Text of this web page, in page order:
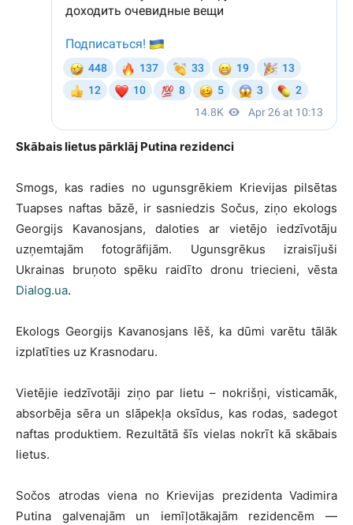
Skābais lietus pārklāj Putina rezidenci
Smogs, kas radies no ugunsgrēkiem Krievijas pilsētas
Tuapses naftas bāzē, ir sasniedzis Sočus, ziņo ekologs
Georgijs Kavanosjans, daloties ar vietējo iedzīvotāju
uzņemtajām fotogrāfijām. Ugunsgrēkus izraisījuši
Ukrainas bruņoto spēku raidīto dronu triecieni, vēsta
Dialog.ua.
Ekologs Georgijs Kavanosjans lēš, ka dūmi varētu tālāk
izplatīties uz Krasnodaru.
Vietējie iedzīvotāji ziņo par lietu – nokrišņi, visticamāk,
absorbēja sēra un slāpekļa oksīdus, kas rodas, sadegot
naftas produktiem. Rezultātā šīs vielas nokrīt kā skābais
lietus.
Sočos atrodas viena no Krievijas prezidenta Vadimira
Putina galvenajām un iemīļotākajām rezidencēm —